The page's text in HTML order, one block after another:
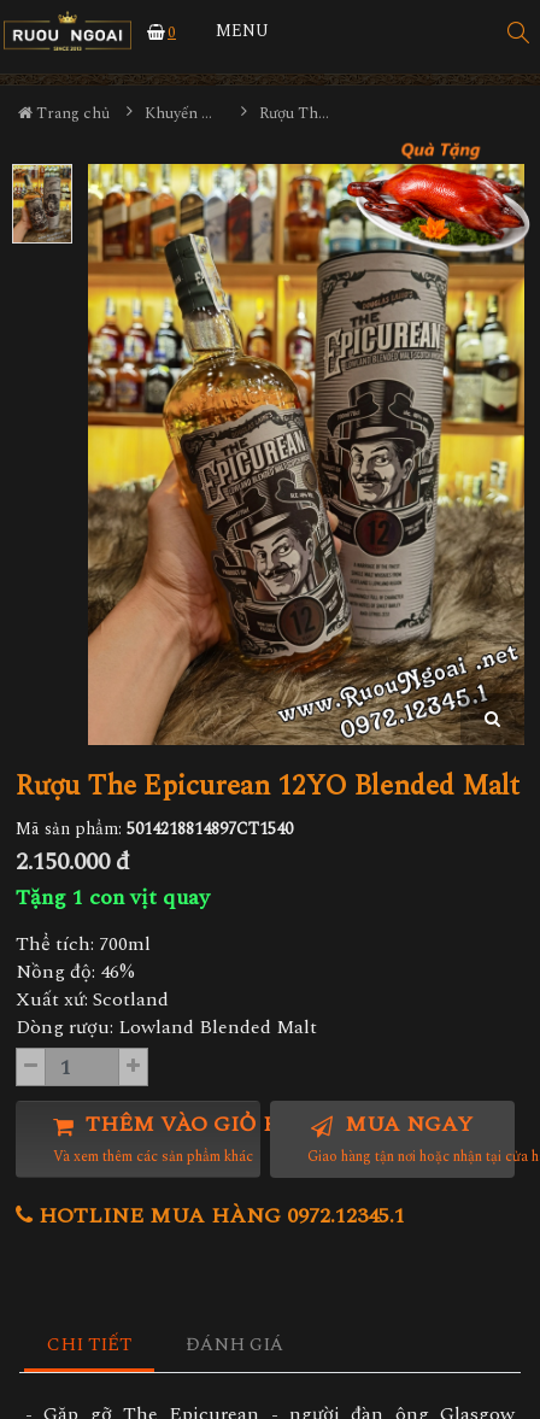
0 MENU
Trang chủ Khuyến Mãi Lớn Rượu The Epicurean 12YO Blended Malt
Rượu The Epicurean 12YO Blended Malt
Mã sản phẩm: 5014218814897CT1540
2.150.000 đ
Tặng 1 con vịt quay
Thể tích: 700ml
Nồng độ: 46%
Xuất xứ: Scotland
Dòng rượu: Lowland Blended Malt
THÊM VÀO GIỎ HÀNG
Và xem thêm các sản phẩm khác
MUA NGAY
Giao hàng tận nơi hoặc nhận tại cửa
HOTLINE MUA HÀNG 0972.12345.1
CHI TIẾT ĐÁNH GIÁ